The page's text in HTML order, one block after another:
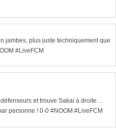
jambes, plus juste techniquement que
#LiveFCM
et trouve Sakai à droite…
personne ! 0-0 #NOOM #LiveFCM